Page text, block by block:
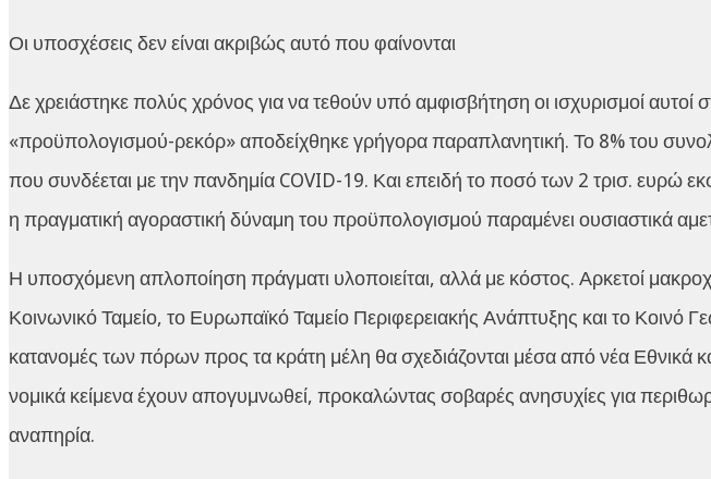
Οι υποσχέσεις δεν είναι ακριβώς αυτό που φαίνονται
Δε χρειάστηκε πολύς χρόνος για να τεθούν υπό αμφισβήτηση οι ισχυρισμοί
«προϋπολογισμού-ρεκόρ» αποδείχθηκε γρήγορα παραπλανητική. Το 8% του
που συνδέεται με την πανδημία COVID-19. Και επειδή το ποσό των 2 τρισ. ευρώ
η πραγματική αγοραστική δύναμη του προϋπολογισμού παραμένει ουσιαστικά
Η υποσχόμενη απλοποίηση πράγματι υλοποιείται, αλλά με κόστος. Αρκετοί
Κοινωνικό Ταμείο, το Ευρωπαϊκό Ταμείο Περιφερειακής Ανάπτυξης και το Κοινό
κατανομές των πόρων προς τα κράτη μέλη θα σχεδιάζονται μέσα από νέα Εθνικά
νομικά κείμενα έχουν απογυμνωθεί, προκαλώντας σοβαρές ανησυχίες για
αναπηρία.